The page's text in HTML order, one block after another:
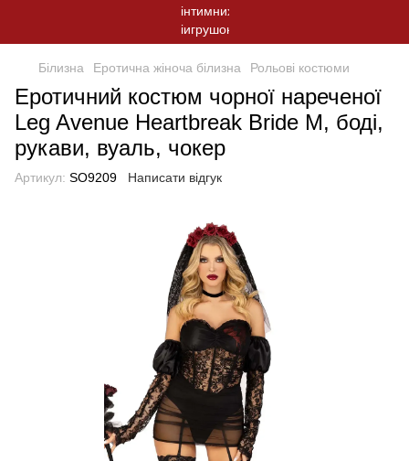
Білизна Еротична жіноча білизна Рольові костюми
Еротичний костюм чорної нареченої
Leg Avenue Heartbreak Bride M, боді,
рукави, вуаль, чокер
Артикул: SO9209 Написати відгук